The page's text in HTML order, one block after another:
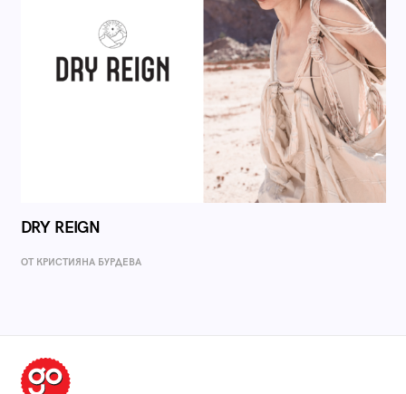
DRY REIGN
ОТ КРИСТИЯНА БУРДЕВА